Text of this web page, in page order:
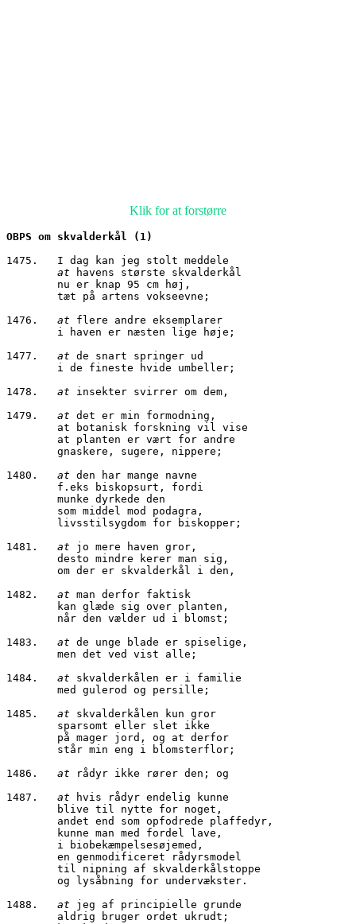
Klik for at forstørre
OBPS om skvalderkål (1)
1475.	I dag kan jeg stolt meddele
at havens største skvalderkål
        nu er knap 95 cm høj,
        tæt på artens vokseevne;
at flere andre eksemplarer
        i haven er næsten lige høje;
at de snart springer ud
        i de fineste hvide umbeller;
at insekter svirrer om dem,
at det er min formodning,
        at botanisk forskning vil vise
        at planten er vært for andre
        gnaskere, sugere, nippere;
at den har mange navne
        f.eks biskopsurt, fordi
        munke dyrkede den
        som middel mod podagra,
        livsstilsygdom for biskopper;
at jo mere haven gror,
        desto mindre kerer man sig,
        om der er skvalderkål i den,
at man derfor faktisk
        kan glæde sig over planten,
        når den vælder ud i blomst;
at de unge blade er spiselige,
        men det ved vist alle;
at skvalderkålen er i familie
        med gulerod og persille;
at skvalderkålen kun gror
        sparsomt eller slet ikke
        på mager jord, og at derfor
        står min eng i blomsterflor;
at rådyr ikke rører den; og
at hvis rådyr endelig kunne
        blive til nytte for noget,
        andet end som opfodrede plaffedyr,
        kunne man med fordel lave,
        i biobekæmpelsesøjemed,
        en genmodificeret rådyrsmodel
        til nipning af skvalderkålstoppe
        og lysåbning for undervækster.
1488. at jeg af principielle grunde
        aldrig bruger ordet ukrudt;